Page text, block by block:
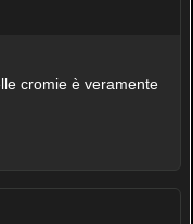
cromie è veramente